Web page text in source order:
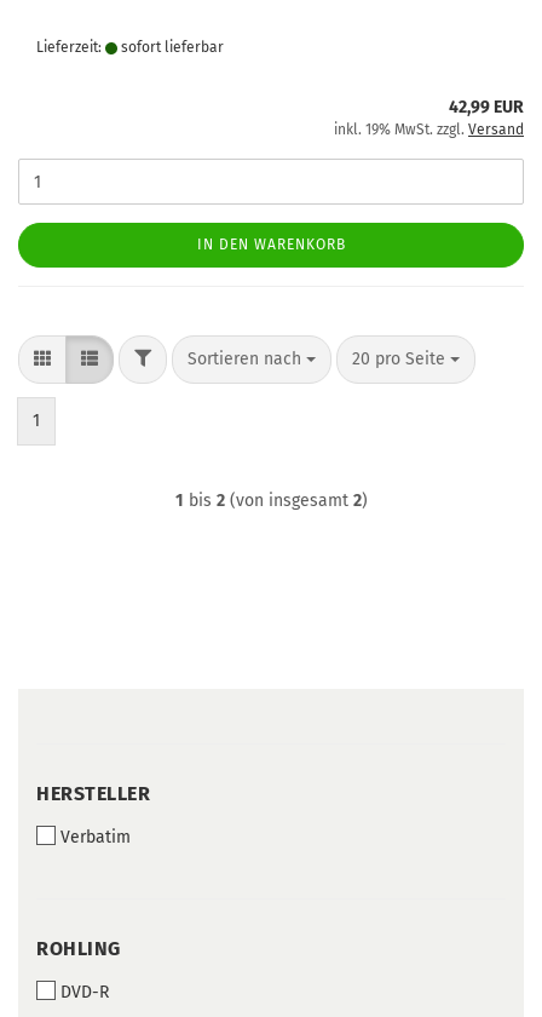
Lieferzeit: sofort lie­fer­bar
42,99 EUR
inkl. 19% MwSt. zzgl. Versand
IN DEN WARENKORB
FILTERSortieren nach
Sortieren nach 20 pro Seite
pro Seite
1
1 bis 2(von insgesamt 2)
HERSTELLER
HERSTELLER
Verbatim
ROHLING
ROHLING
DVD-R